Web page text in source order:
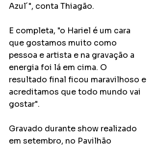
Azul´", conta Thiagão.
E completa, "o Hariel é um cara
que gostamos muito como
pessoa e artista e na gravação a
energia foi lá em cima. O
resultado final ficou maravilhoso e
acreditamos que todo mundo vai
gostar".
Gravado durante show realizado
em setembro, no Pavilhão